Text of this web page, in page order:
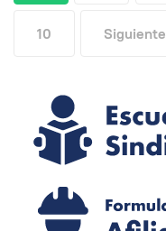
10 Siguiente